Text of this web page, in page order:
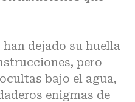
dejado su huella
pero
bajo el agua,
enigmas de